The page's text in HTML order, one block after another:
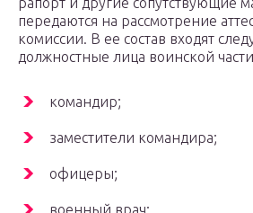
передаются на рассмотрение
комиссии. В ее состав входят
должностные лица воинской
командир;
заместители командира;
офицеры;
военный врач;